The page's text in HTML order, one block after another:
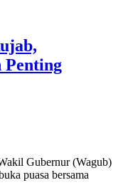
Penting
Gubernur (Wagub)
puasa bersama